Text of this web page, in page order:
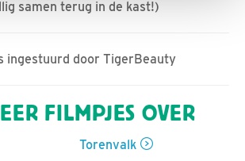
samen terug in de kast!)
ingestuurd door TigerBeauty
FILMPJES OVER
Torenvalk